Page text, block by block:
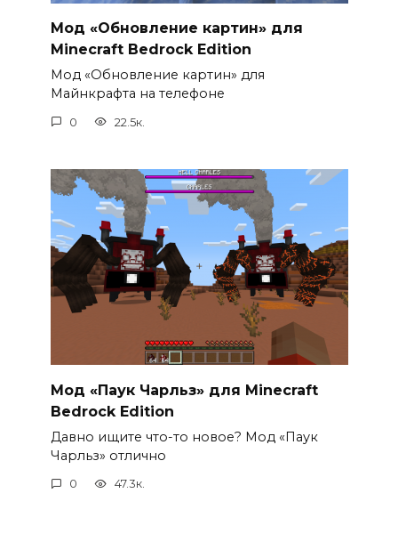
Мод «Обновление картин» для
Minecraft Bedrock Edition
Мод «Обновление картин» для
Майнкрафта на телефоне
0 22.5к.
Мод «Паук Чарльз» для Minecraft
Bedrock Edition
Давно ищите что-то новое? Мод «Паук
Чарльз» отлично
0 47.3к.